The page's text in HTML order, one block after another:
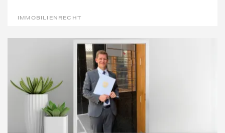
IMMOBILIENRECHT